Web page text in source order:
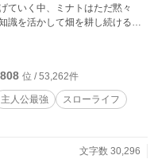
ていく中、ミナトはただ黙々
識を活かして畑を耕し続ける。
過程で偶然にも未知の植物『幽
しい花弁に秘められていたの
う、凶悪な麻痺毒。 ――この
か？ 一つの閃きが、最弱の農家
在へと変貌させる。 投擲アイテ
す毒のデバフアイテムは、ボ
脅威をこう呼んだ。 『歩く災
位 / 53,262件
主人公最強
スローライフ
文字数 30,296